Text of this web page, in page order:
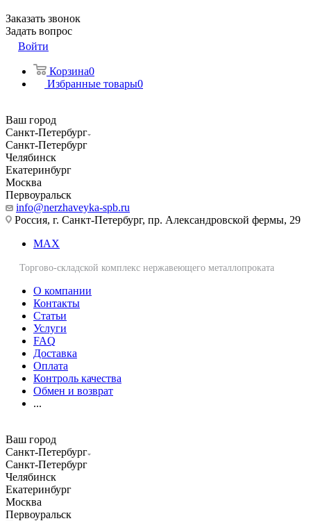
Заказать звонок
Задать вопрос
Войти
Корзина0
Избранные товары0
Ваш город
Санкт-Петербург
Санкт-Петербург
Челябинск
Екатеринбург
Москва
Первоуральск
info@nerzhaveyka-spb.ru
Россия, г. Санкт-Петербург, пр. Александровской фермы, 29
MAX
Торгово-складской комплекс нержавеющего металлопроката
О компании
Контакты
Статьи
Услуги
FAQ
Доставка
Оплата
Контроль качества
Обмен и возврат
...
Ваш город
Санкт-Петербург
Санкт-Петербург
Челябинск
Екатеринбург
Москва
Первоуральск